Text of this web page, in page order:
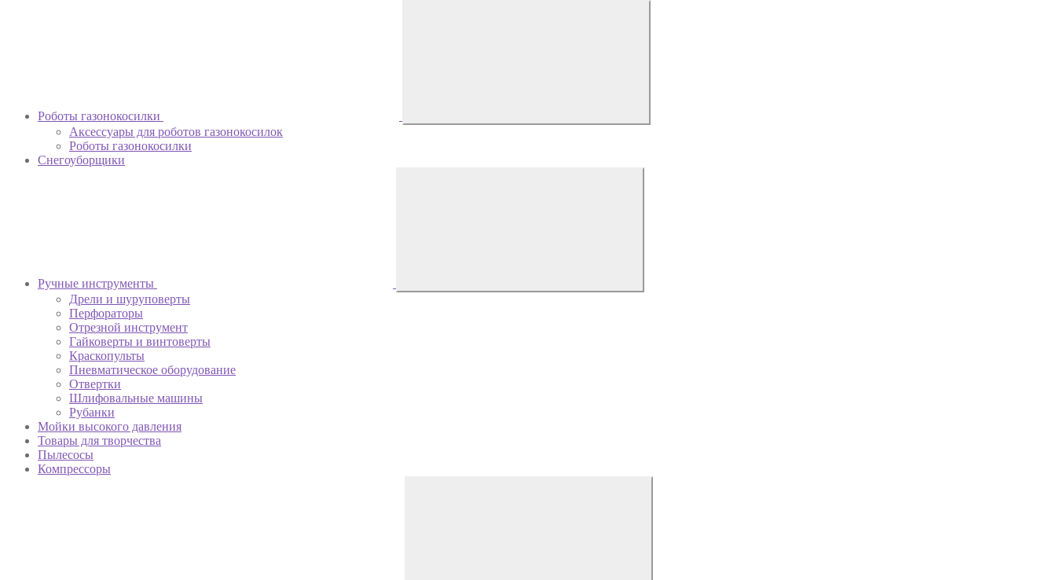
Роботы газонокосилки
Аксессуары для роботов газонокосилок
Роботы газонокосилки
Снегоуборщики
Ручные инструменты
Дрели и шуруповерты
Перфораторы
Отрезной инструмент
Гайковерты и винтоверты
Краскопульты
Пневматическое оборудование
Отвертки
Шлифовальные машины
Рубанки
Мойки высокого давления
Товары для творчества
Пылесосы
Компрессоры